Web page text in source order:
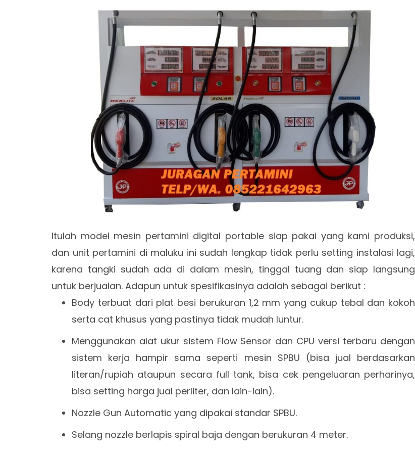
Itulah model mesin pertamini digital portable siap pakai yang kami produksi,
dan unit pertamini di maluku ini sudah lengkap tidak perlu setting instalasi lagi,
karena tangki sudah ada di dalam mesin, tinggal tuang dan siap langsung
untuk berjualan. Adapun untuk spesifikasinya adalah sebagai berikut :
Body terbuat dari plat besi berukuran 1,2 mm yang cukup tebal dan kokoh
serta cat khusus yang pastinya tidak mudah luntur.
Menggunakan alat ukur sistem Flow Sensor dan CPU versi terbaru dengan
sistem kerja hampir sama seperti mesin SPBU (bisa jual berdasarkan
literan/rupiah ataupun secara full tank, bisa cek pengeluaran perharinya,
bisa setting harga jual perliter, dan lain-lain).
Nozzle Gun Automatic yang dipakai standar SPBU.
Selang nozzle berlapis spiral baja dengan berukuran 4 meter.